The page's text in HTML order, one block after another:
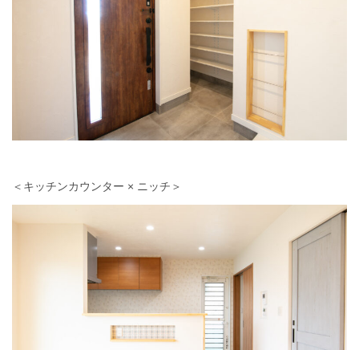
＜キッチンカウンター × ニッチ＞